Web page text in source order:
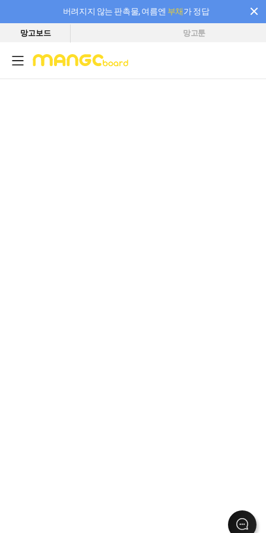
버려지지 않는 판촉물, 여름엔 부채가 정답
필요한 만큼 충전하고 끊김 없이 작업하세요! 새로워진 AI 부스터 요금제
망고보드 망고툰